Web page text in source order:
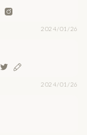
2024/01/26
2024/01/26